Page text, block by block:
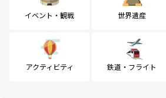
イベント・観戦 世界遺産
アクティビティ 鉄道・フライト